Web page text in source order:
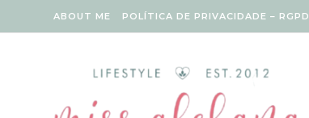
ABOUT ME POLÍTICA DE PRIVACIDADE – RGPD